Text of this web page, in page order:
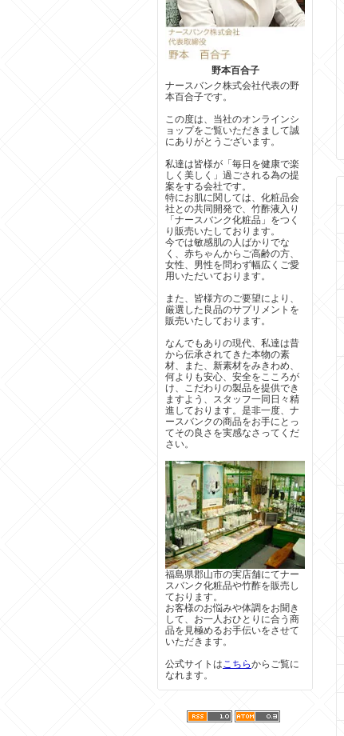
野本百合子
ナースバンク株式会社代表の野
本百合子です。
この度は、当社のオンラインシ
ョップをご覧いただきまして誠
にありがとうございます。
私達は皆様が「毎日を健康で楽
しく美しく」過ごされる為の提
案をする会社です。
特にお肌に関しては、化粧品会
社との共同開発で、竹酢液入り
「ナースバンク化粧品」をつく
り販売いたしております。
今では敏感肌の人ばかりでな
く、赤ちゃんからご高齢の方、
女性、男性を問わず幅広くご愛
用いただいております。
また、皆様方のご要望により、
厳選した良品のサプリメントを
販売いたしております。
なんでもありの現代、私達は昔
から伝承されてきた本物の素
材、また、新素材をみきわめ、
何よりも安心、安全をこころが
け、こだわりの製品を提供でき
ますよう、スタッフ一同日々精
進しております。是非一度、ナ
ースバンクの商品をお手にとっ
てその良さを実感なさってくだ
さい。
福島県郡山市の実店舗にてナー
スバンク化粧品や竹酢を販売し
ております。
お客様のお悩みや体調をお聞き
して、お一人おひとりに合う商
品を見極めるお手伝いをさせて
いただきます。
公式サイトはこちらからご覧に
なれます。